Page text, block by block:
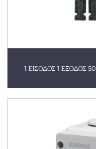
1 ΕΙΣΟΔΟΣ 1 ΕΞΟΔΟΣ